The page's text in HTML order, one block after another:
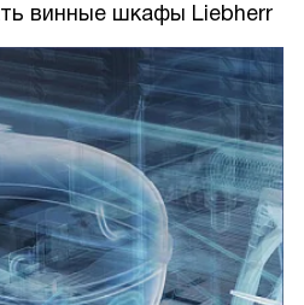
винные шкафы Liebherr